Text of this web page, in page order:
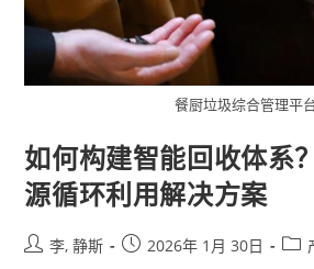
餐厨垃圾综合管理平
如何构建智能回收体系
源循环利用解决方案
李, 静斯 2026年 1月 30日